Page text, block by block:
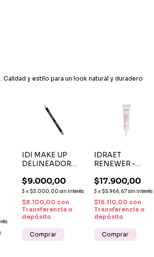
y estilo para un look natural y duradero
IDI MAKE UP
DELINEADOR
PENCIL
CONTOUR Nº 01
NUDE
$9.000,00
3 x $3.000,00 sin interés
$8.100,00 con
Transferencia o
depósito
IDRAET
RENEWER -
REGENERADORA
DE PESTAÑAS Y
CEJAS
$17.900,00
3 x $5.966,67 sin interés
$16.110,00 con
Transferencia o
depósito